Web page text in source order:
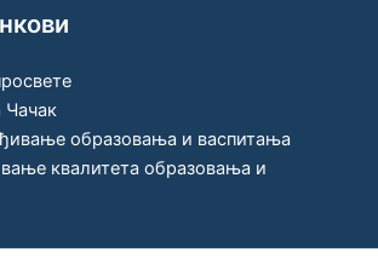
Чачак
образовања и васпитања
квалитета образовања и